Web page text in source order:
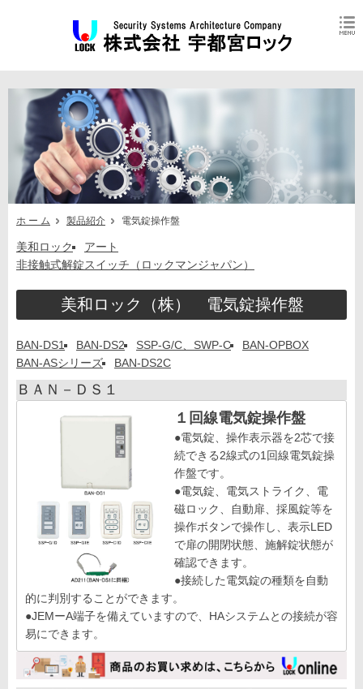
ホ ー ム 製品紹介 電気錠操作盤
美和ロック
アート
非接触式解錠スイッチ（ロックマンジャパン）
美和ロック（株） 電気錠操作盤
BAN-DS1 BAN-DS2 SSP-G/C、SWP-C
BAN-OPBOX
BAN-ASシリーズ
BAN-DS2C
ＢＡＮ－ＤＳ１
１回線電気錠操作盤
●電気錠、操作表示器を2芯で接
続できる2線式の1回線電気錠操
作盤です。
●電気錠、電気ストライク、電
磁ロック、自動扉、採風錠等を
操作ボタンで操作し、表示LED
で扉の開閉状態、施解錠状態が
確認できます。
●接続した電気錠の種類を自動
的に判別することができます。
●JEMーA端子を備えていますので、HAシステムとの接続が容
易にできます。